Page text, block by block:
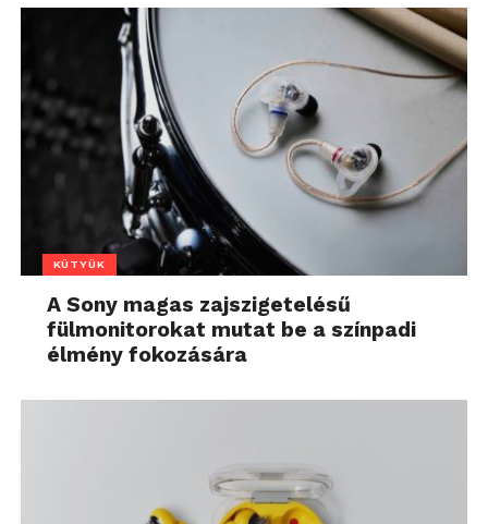
KÜTYÜK
A Sony magas zajszigetelésű
fülmonitorokat mutat be a színpadi
élmény fokozására